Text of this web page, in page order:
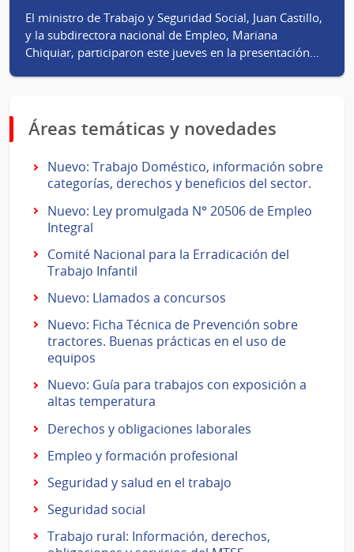
El ministro de Trabajo y Seguridad Social, Juan Castillo,
y la subdirectora nacional de Empleo, Mariana
Chiquiar, participaron este jueves en la presentación…
Áreas temáticas y novedades
Nuevo: Trabajo Doméstico, información sobre
categorías, derechos y beneficios del sector.
Nuevo: Ley promulgada N° 20506 de Empleo
Integral
Comité Nacional para la Erradicación del
Trabajo Infantil
Nuevo: Llamados a concursos
Nuevo: Ficha Técnica de Prevención sobre
tractores. Buenas prácticas en el uso de
equipos
Nuevo: Guía para trabajos con exposición a
altas temperatura
Derechos y obligaciones laborales
Empleo y formación profesional
Seguridad y salud en el trabajo
Seguridad social
Trabajo rural: Información, derechos,